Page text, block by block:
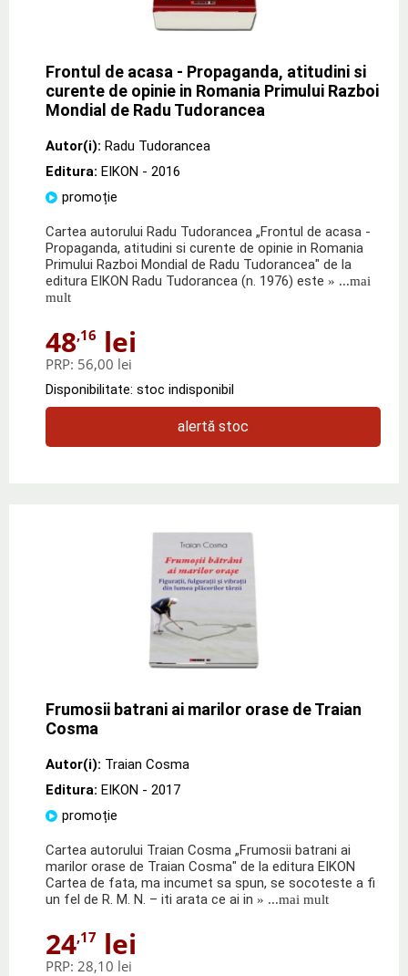
Frontul de acasa - Propaganda, atitudini si
curente de opinie in Romania Primului Razboi
Mondial de Radu Tudorancea
Autor(i): Radu Tudorancea
Editura: EIKON - 2016
promoție
Cartea autorului Radu Tudorancea „Frontul de acasa -
Propaganda, atitudini si curente de opinie in Romania
Primului Razboi Mondial de Radu Tudorancea" de la
editura EIKON Radu Tudorancea (n. 1976) este » ...mai
mult
48,16 lei
PRP: 56,00 lei
Disponibilitate: stoc indisponibil
alertă stoc
Frumosii batrani ai marilor orase de Traian
Cosma
Autor(i): Traian Cosma
Editura: EIKON - 2017
promoție
Cartea autorului Traian Cosma „Frumosii batrani ai
marilor orase de Traian Cosma" de la editura EIKON
Cartea de fata, ma incumet sa spun, se socoteste a fi
un fel de R. M. N. – iti arata ce ai in » ...mai mult
24,17 lei
PRP: 28,10 lei